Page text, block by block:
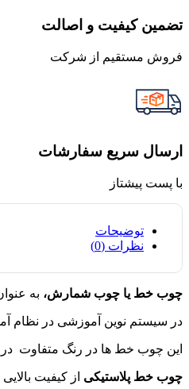
تضمین کیفیت و اصالت
فروش مستقیم از شرکت
ارسال سریع سفارشات
با پست پیشتاز
توضیحات
نظرات (0)
چوب خط یا چوب شمارش، به
در سیستم نوین آموزشی در نظام
این چوب خط ها در رنگ متفاوت در
چوب خط پلاستیکی از کیفیت